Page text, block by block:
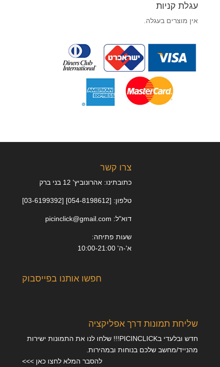
עגלת קניות
אין מוצרים בעגלה.
צרו קשר
כתובתינו: אהרונוביץ' 12 בני ברק
טלפון: [054-8198612] [03-6199392]
דוא"ל: picinclick@gmail.com
שעות פתיחה:
א'-ה' 10:00-21:00
חפשו אותנו בפייסבוק
שליחת תמונות דרך אפליקציה
חדש ובלעדי בPICINCLICK!!! שלחו לנו את התמונות ישירות
מהנייד/מחשב שלכם בנוחות ובמהירות.
להסבר המלא לחצו כאן >>>